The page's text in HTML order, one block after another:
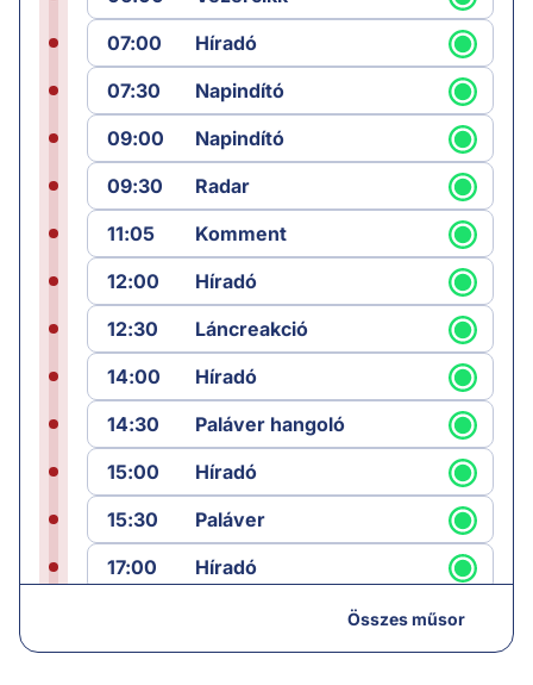
07:00
Híradó
07:30
Napindító
09:00
Napindító
09:30
Radar
11:05
Komment
12:00
Híradó
12:30
Láncreakció
14:00
Híradó
14:30
Paláver hangoló
15:00
Híradó
15:30
Paláver
17:00
Híradó
Összes műsor